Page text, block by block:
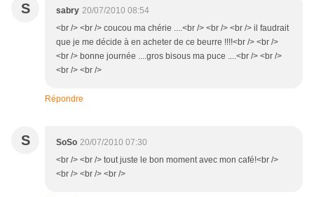
S sabry 20/07/2010 08:54
<br /> <br /> coucou ma chérie ....<br /> <br /> <br /> il faudrait
que je me décide à en acheter de ce beurre !!!!<br /> <br />
<br /> bonne journée ....gros bisous ma puce ....<br /> <br />
<br /> <br />
Répondre
S SoSo 20/07/2010 07:30
<br /> <br /> tout juste le bon moment avec mon café!<br />
<br /> <br /> <br />